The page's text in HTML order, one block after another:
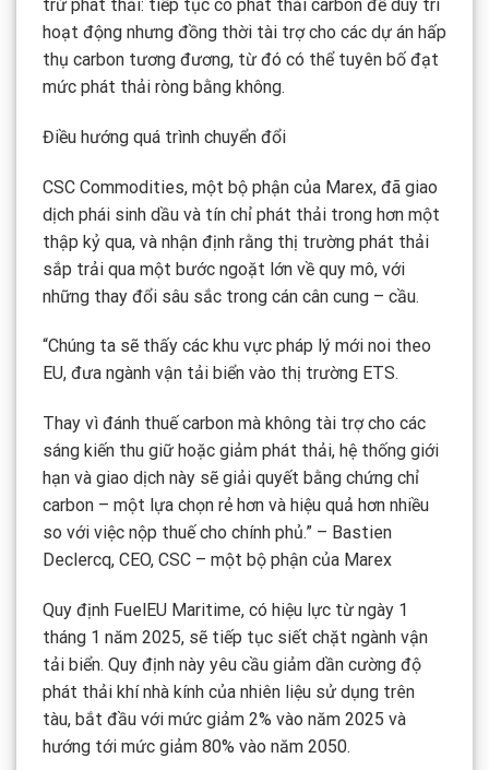
trừ phát thải: tiếp tục có phát thải carbon để duy trì
hoạt động nhưng đồng thời tài trợ cho các dự án hấp
thụ carbon tương đương, từ đó có thể tuyên bố đạt
mức phát thải ròng bằng không.
Điều hướng quá trình chuyển đổi
CSC Commodities, một bộ phận của Marex, đã giao
dịch phái sinh dầu và tín chỉ phát thải trong hơn một
thập kỷ qua, và nhận định rằng thị trường phát thải
sắp trải qua một bước ngoặt lớn về quy mô, với
những thay đổi sâu sắc trong cán cân cung – cầu.
“Chúng ta sẽ thấy các khu vực pháp lý mới noi theo
EU, đưa ngành vận tải biển vào thị trường ETS.
Thay vì đánh thuế carbon mà không tài trợ cho các
sáng kiến thu giữ hoặc giảm phát thải, hệ thống giới
hạn và giao dịch này sẽ giải quyết bằng chứng chỉ
carbon – một lựa chọn rẻ hơn và hiệu quả hơn nhiều
so với việc nộp thuế cho chính phủ.” – Bastien
Declercq, CEO, CSC – một bộ phận của Marex
Quy định FuelEU Maritime, có hiệu lực từ ngày 1
tháng 1 năm 2025, sẽ tiếp tục siết chặt ngành vận
tải biển. Quy định này yêu cầu giảm dần cường độ
phát thải khí nhà kính của nhiên liệu sử dụng trên
tàu, bắt đầu với mức giảm 2% vào năm 2025 và
hướng tới mức giảm 80% vào năm 2050.